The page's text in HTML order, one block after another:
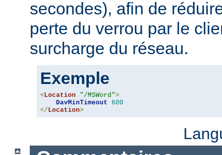
secondes), afin de
perte du verrou par le
surcharge du réseau.
Exemple
< Location "/MSWord">
DavMinTimeout
600
</ Location>